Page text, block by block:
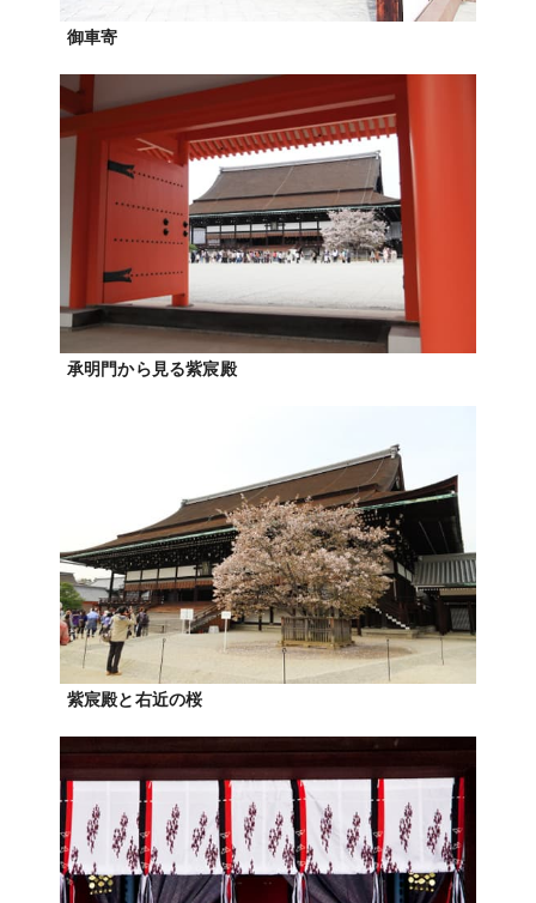
御車寄
承明門から見る紫宸殿
紫宸殿と右近の桜